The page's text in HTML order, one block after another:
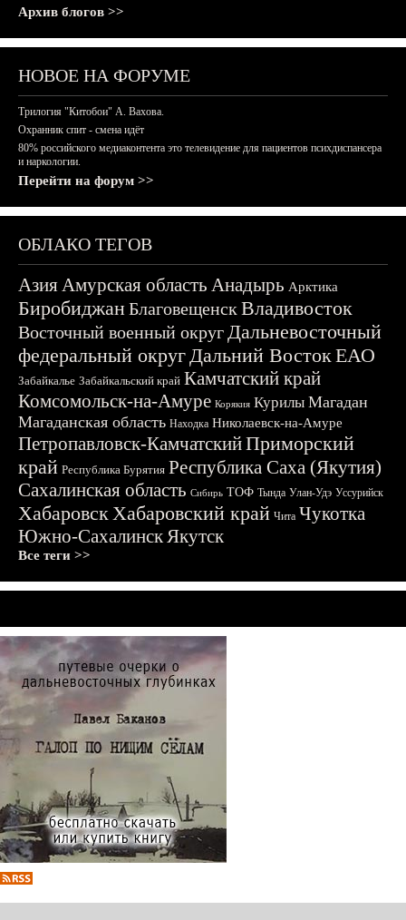
Архив блогов >>
НОВОЕ НА ФОРУМЕ
Трилогия "Китобои" А. Вахова.
Охранник спит - смена идёт
80% российского медиаконтента это телевидение для пациентов психдиспансера
и наркологии.
Перейти на форум >>
ОБЛАКО ТЕГОВ
АзияАмурская область Анадырь Арктика
БиробиджанБлаговещенскВладивосток
Восточный военный округДальневосточный
федеральный округДальний ВостокЕАО
Забайкалье Забайкальский край Камчатский край
Комсомольск-на-Амуре Корякия Курилы Магадан
Магаданская область Находка Николаевск-на-Амуре
Петропавловск-КамчатскийПриморский
край Республика Бурятия Республика Саха (Якутия)
Сахалинская область Сибирь ТОФ Тында Улан-Удэ Уссурийск
ХабаровскХабаровский край Чита Чукотка
Южно-СахалинскЯкутск
Все теги >>